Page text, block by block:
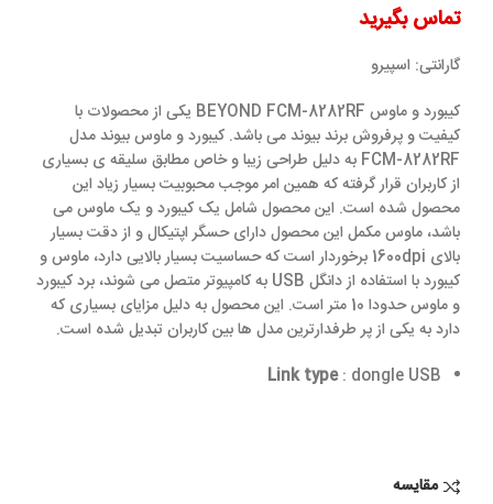
تماس بگیرید
گارانتی: اسپیرو
کیبورد و ماوس BEYOND FCM-8282RF یکی از محصولات با
کیفیت و پرفروش برند بیوند می باشد. کیبورد و ماوس بیوند مدل
FCM-8282RF به دلیل طراحی زیبا و خاص مطابق سلیقه ی بسیاری
از کاربران قرار گرفته که همین امر موجب محبوبیت بسیار زیاد این
محصول شده است. این محصول شامل یک کیبورد و یک ماوس می
باشد، ماوس مکمل این محصول دارای حسگر اپتیکال و از دقت بسیار
بالای 1600dpi برخوردار است که حساسیت بسیار بالایی دارد، ماوس و
کیبورد با استفاده از دانگل USB به کامپیوتر متصل می شوند، برد کیبورد
و ماوس حدودا 10 متر است. این محصول به دلیل مزایای بسیاری که
دارد به یکی از پر طرفدارترین مدل ها بین کاربران تبدیل شده است.
Link type: dongle USB
مقایسه